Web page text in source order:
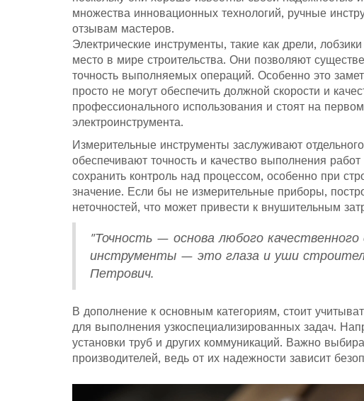
множества инновационных технологий, ручные
отзывам мастеров.
Электрические инструменты, такие как дрели,
место в мире строительства. Они позволяют
точность выполняемых операций. Особенно это
просто не могут обеспечить должной скорости и
профессионального использования и стоят на
электроинструмента.
Измерительные инструменты заслуживают
обеспечивают точность и качество выполнения
сохранить контроль над процессом, особенно при
значение. Если бы не измерительные приборы,
неточностей, что может привести к внушительным
"Точность — основа любого
инструменты — это глаза и уши
Петрович.
В дополнение к основным категориям, стоит
для выполнения узкоспециализированных задач.
установки труб и других коммуникаций. Важно
производителей, ведь от их надежности зависит